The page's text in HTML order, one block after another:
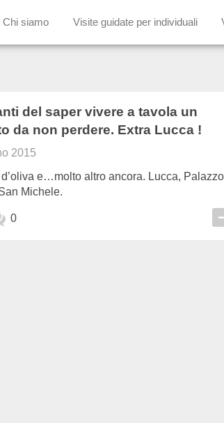
Chi siamo Visite guidate per individuali
del saper vivere a tavola un
da non perdere. Extra Lucca !
2015
e…molto altro ancora. Lucca, Palazzo
Michele.
0